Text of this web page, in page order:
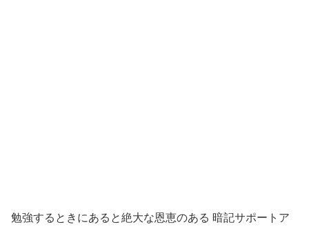
勉強するときにあると絶大な恩恵のある 暗記サポートア